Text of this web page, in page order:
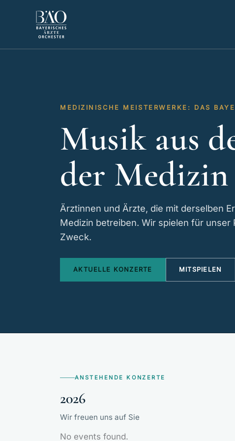
MEDIZINISCHE MEISTERWERKE: DAS
Musik aus
der Medizin
Ärztinnen und Ärzte, die mit derselben
Medizin betreiben. Wir spielen für
Zweck.
AKTUELLE KONZERTE MITSPIELEN
ANSTEHENDE KONZERTE
2026
Wir freuen uns auf Sie
No events found.